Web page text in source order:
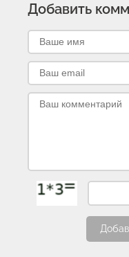
Добавить